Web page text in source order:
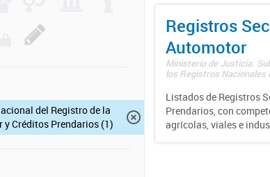
del Registro de la
Créditos Prendarios (1)
Registros
Automotor
Ministerio de Justicia.
los Registros Nacionales
Listados de Registros
Prendarios, con
agrícolas, viales e